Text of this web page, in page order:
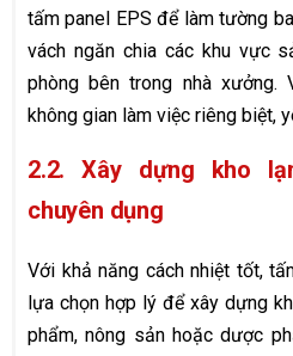
tấm panel EPS để làm tường
vách ngăn chia các khu vực
phòng bên trong nhà xưởng.
không gian làm việc riêng biệt,
2.2. Xây dựng kho
chuyên dụng
Với khả năng cách nhiệt tốt,
lựa chọn hợp lý để xây dựng
phẩm, nông sản hoặc dược